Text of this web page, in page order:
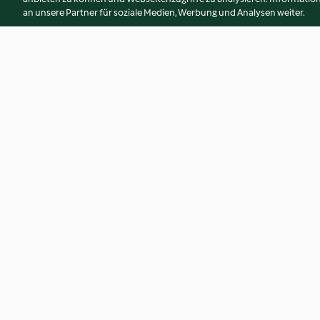
an unsere Partner für soziale Medien, Werbung und Analysen weiter.